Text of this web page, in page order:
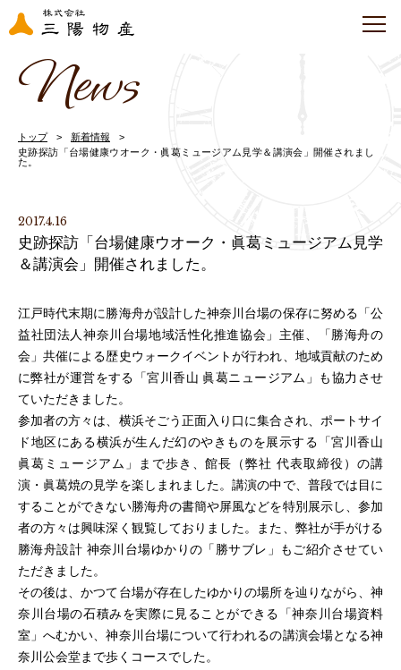
News
トップ
新着情報
史跡探訪「台場健康ウオーク・眞葛ミュージアム見学＆講演会」開催されまし
た。
2017.4.16
史跡探訪「台場健康ウオーク・眞葛ミュージアム見学
＆講演会」開催されました。
江戸時代末期に勝海舟が設計した神奈川台場の保存に努める「公
益社団法人神奈川台場地域活性化推進協会」主催、「勝海舟の
会」共催による歴史ウォークイベントが行われ、地域貢献のため
に弊社が運営をする「宮川香山 眞葛ニュージアム」も協力させ
ていただきました。
参加者の方々は、横浜そごう正面入り口に集合され、ポートサイ
ド地区にある横浜が生んだ幻のやきものを展示する「宮川香山
眞葛ミュージアム」まで歩き、館長（弊社 代表取締役）の講
演・眞葛焼の見学を楽しまれました。講演の中で、普段では目に
することができない勝海舟の書簡や屏風などを特別展示し、参加
者の方々は興味深く観覧しておりました。また、弊社が手がける
勝海舟設計 神奈川台場ゆかりの「勝サブレ」もご紹介させてい
ただきました。
その後は、かつて台場が存在したゆかりの場所を辿りながら、神
奈川台場の石積みを実際に見ることができる「神奈川台場資料
室」へむかい、神奈川台場について行われるの講演会場となる神
奈川公会堂まで歩くコースでした。